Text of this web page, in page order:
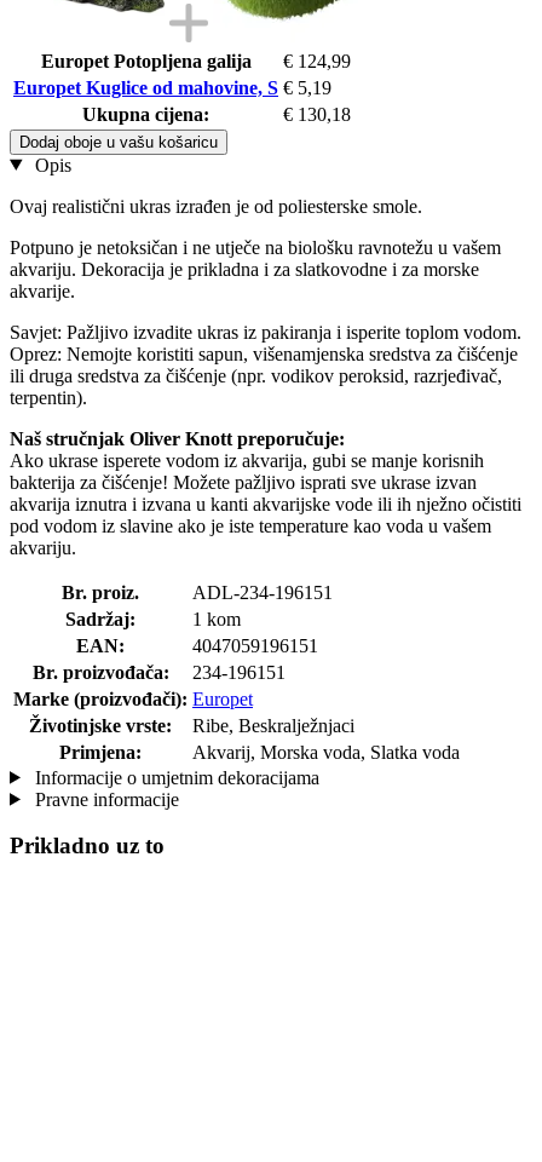
Europet Potopljena galija
€ 124,99
Europet Kuglice od mahovine, S € 5,19
Ukupna cijena:
€ 130,18
Dodaj oboje u vašu košaricu
Opis
Ovaj realistični ukras izrađen je od poliesterske smole.
Potpuno je netoksičan i ne utječe na biološku ravnotežu u vašem
akvariju. Dekoracija je prikladna i za slatkovodne i za morske
akvarije.
Savjet: Pažljivo izvadite ukras iz pakiranja i isperite toplom vodom.
Oprez: Nemojte koristiti sapun, višenamjenska sredstva za čišćenje
ili druga sredstva za čišćenje (npr. vodikov peroksid, razrjeđivač,
terpentin).
Naš stručnjak Oliver Knott preporučuje:
Ako ukrase isperete vodom iz akvarija, gubi se manje korisnih
bakterija za čišćenje! Možete pažljivo isprati sve ukrase izvan
akvarija iznutra i izvana u kanti akvarijske vode ili ih nježno očistiti
pod vodom iz slavine ako je iste temperature kao voda u vašem
akvariju.
Br. proiz.
ADL-234-196151
Sadržaj:
1 kom
EAN:
4047059196151
Br. proizvođača:
234-196151
Marke (proizvođači): Europet
Životinjske vrste:
Ribe, Beskralježnjaci
Primjena:
Akvarij, Morska voda, Slatka voda
Informacije o umjetnim dekoracijama
Pravne informacije
Prikladno uz to